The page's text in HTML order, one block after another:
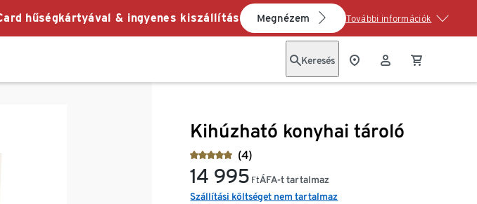
hűségkártyával & ingyenes kiszállítás Megnézem További információk
Keresés
Kihúzható konyhai tároló
(4)
14 995 FtÁFA-t tartalmaz
Szállítási költséget nem tartalmaz